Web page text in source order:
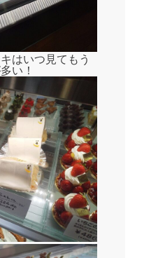
はいつ見てもう
い！